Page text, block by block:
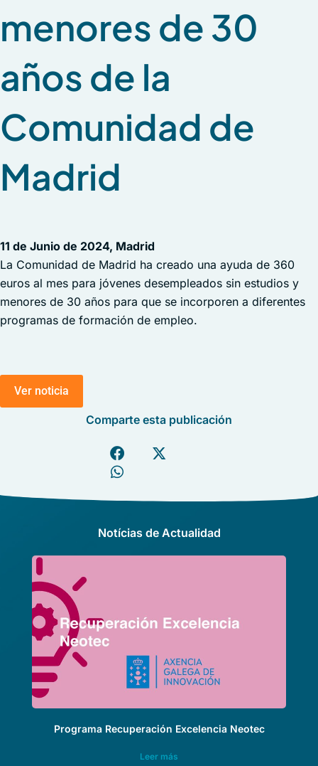
menores de 30
años de la
Comunidad de
Madrid
11 de Junio de 2024, Madrid
La Comunidad de Madrid ha creado una ayuda de 360
euros al mes para jóvenes desempleados sin estudios y
menores de 30 años para que se incorporen a diferentes
programas de formación de empleo.
Ver noticia
Comparte esta publicación
Notícias de Actualidad
Programa Recuperación Excelencia Neotec
Leer más